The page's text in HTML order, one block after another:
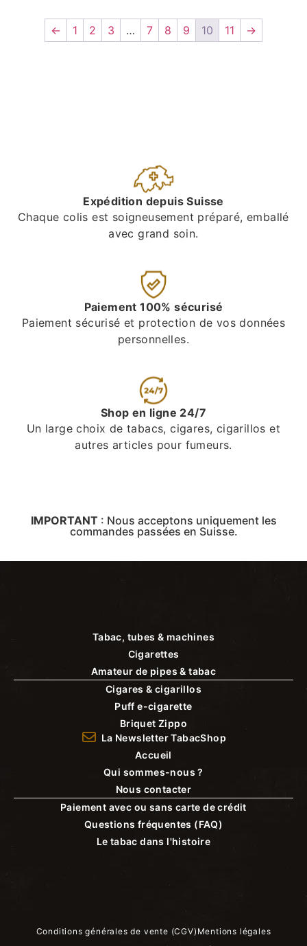
← 1 2 3 … 7 8 9 10 11 →
Expédition depuis Suisse
Chaque colis est soigneusement préparé, emballé
avec grand soin.
Paiement 100% sécurisé
Paiement sécurisé et protection de vos données
personnelles.
Shop en ligne 24/7
Un large choix de tabacs, cigares, cigarillos et
autres articles pour fumeurs.
IMPORTANT : Nous acceptons uniquement les
commandes passées en Suisse.
Tabac, tubes & machines
Cigarettes
Amateur de pipes & tabac
Cigares & cigarillos
Puff e-cigarette
Briquet Zippo
La Newsletter TabacShop
Accueil
Qui sommes-nous ?
Nous contacter
Paiement avec ou sans carte de crédit
Questions fréquentes (FAQ)
Le tabac dans l'histoire
Conditions générales de vente (CGV) Mentions légales